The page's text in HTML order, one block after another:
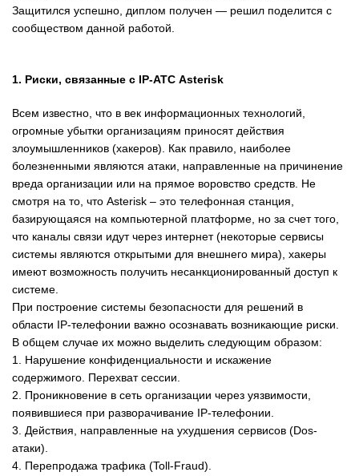
Защитился успешно, диплом получен — решил поделится с
сообществом данной работой.
1. Риски, связанные с IP-АТС Asterisk
Всем известно, что в век информационных технологий,
огромные убытки организациям приносят действия
злоумышленников (хакеров). Как правило, наиболее
болезненными являются атаки, направленные на причинение
вреда организации или на прямое воровство средств. Не
смотря на то, что Asterisk – это телефонная станция,
базирующаяся на компьютерной платформе, но за счет того,
что каналы связи идут через интернет (некоторые сервисы
системы являются открытыми для внешнего мира), хакеры
имеют возможность получить несанкционированный доступ к
системе.
При построение системы безопасности для решений в
области IP-телефонии важно осознавать возникающие риски.
В общем случае их можно выделить следующим образом:
1. Нарушение конфиденциальности и искажение
содержимого. Перехват сессии.
2. Проникновение в сеть организации через уязвимости,
появившиеся при разворачивание IP-телефонии.
3. Действия, направленные на ухудшения сервисов (Dos-
атаки).
4. Перепродажа трафика (Toll-Fraud).